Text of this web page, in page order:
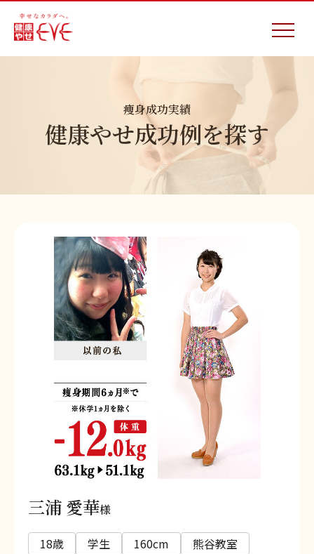
痩身成功実績
健康やせ成功例を探す
三浦 愛華様
18歳 学生 160cm 熊谷教室